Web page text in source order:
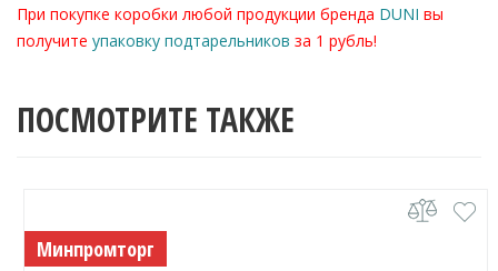
При покупке коробки любой продукции бренда DUNI вы
получите упаковку подтарельников за 1 рубль!
ПОСМОТРИТЕ ТАКЖЕ
Минпромторг